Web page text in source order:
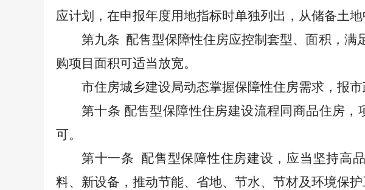
应计划，在申报年度用地指标时单独列出，从储备土地
第九条 配售型保障性住房应控制套型、面积，
购项目面积可适当放宽。
市住房城乡建设局动态掌握保障性住房需求，报
第十条 配售型保障性住房建设流程同商品住房，
可。
第十一条 配售型保障性住房建设，应当坚持高
料、新设备，推动节能、省地、节水、节材及环境保护